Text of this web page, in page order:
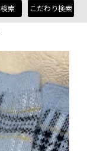
検索 こだわり検索